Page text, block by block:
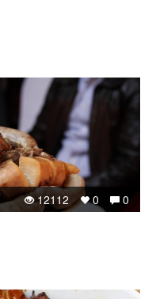
0
0
12112